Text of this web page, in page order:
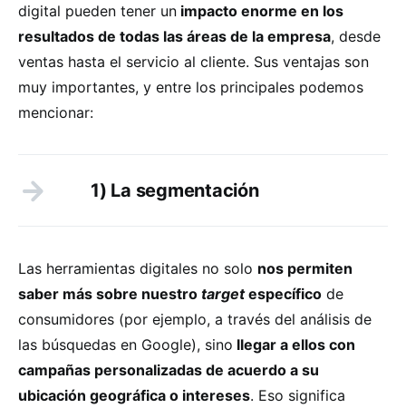
digital pueden tener un impacto enorme en los
resultados de todas las áreas de la empresa, desde
ventas hasta el servicio al cliente. Sus ventajas son
muy importantes, y entre los principales podemos
mencionar:
1) La segmentación
Las herramientas digitales no solo nos permiten
saber más sobre nuestro targetespecífico de
consumidores (por ejemplo, a través del análisis de
las búsquedas en Google), sino llegar a ellos con
campañas personalizadas de acuerdo a su
ubicación geográfica o intereses. Eso significa